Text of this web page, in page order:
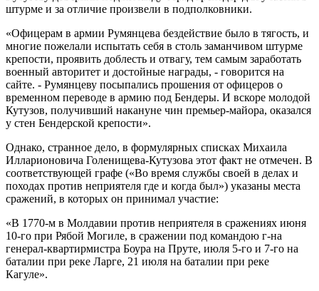
штурме и за отличие произвели в подполковники.
«Офицерам в армии Румянцева бездействие было в тягость, и
многие пожелали испытать себя в столь заманчивом штурме
крепости, проявить доблесть и отвагу, тем самым заработать
военный авторитет и достойные награды, - говорится на
сайте. - Румянцеву посыпались прошения от офицеров о
временном переводе в армию под Бендеры. И вскоре молодой
Кутузов, получивший накануне чин премьер-майора, оказался
у стен Бендерской крепости».
Однако, странное дело, в формулярных списках Михаила
Илларионовича Голенищева-Кутузова этот факт не отмечен. В
соответствующей графе («Во время службы своей в делах и
походах против неприятеля где и когда был») указаны места
сражений, в которых он принимал участие:
«В 1770-м в Молдавии против неприятеля в сражениях июня
10-го при Рябой Могиле, в сражении под командою г-на
генерал-квартирмистра Боура на Пруте, июля 5-го и 7-го на
баталии при реке Ларге, 21 июля на баталии при реке
Кагуле».